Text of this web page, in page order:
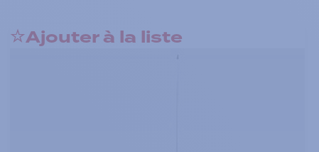
Ajouter à la liste